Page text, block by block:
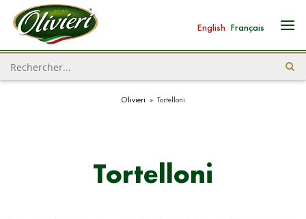
English Français
Olivieri » Tortelloni
Tortelloni